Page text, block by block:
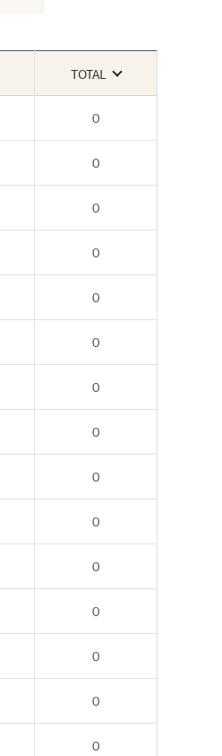
TOTAL
0
0
0
0
0
0
0
0
0
0
0
0
0
0
0